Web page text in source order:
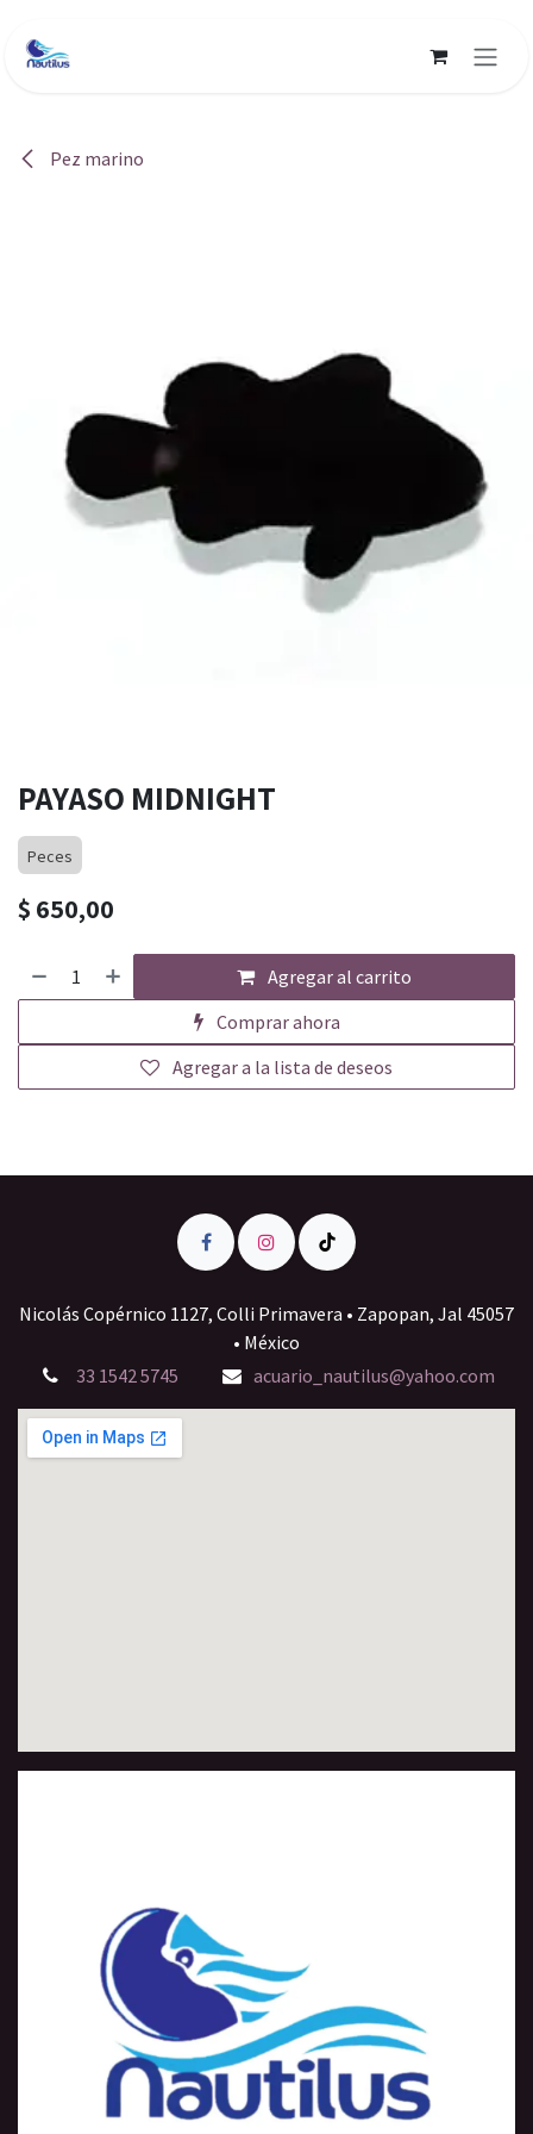
Pez marino
PAYASO MIDNIGHT
Peces
$ 650,00
Agregar al carrito
Comprar ahora
Agregar a la lista de deseos
Nicolás Copérnico 1127, Colli Primavera • Zapopan, Jal 45057
• México
33 1542 5745
acuario_nautilus@yahoo.com